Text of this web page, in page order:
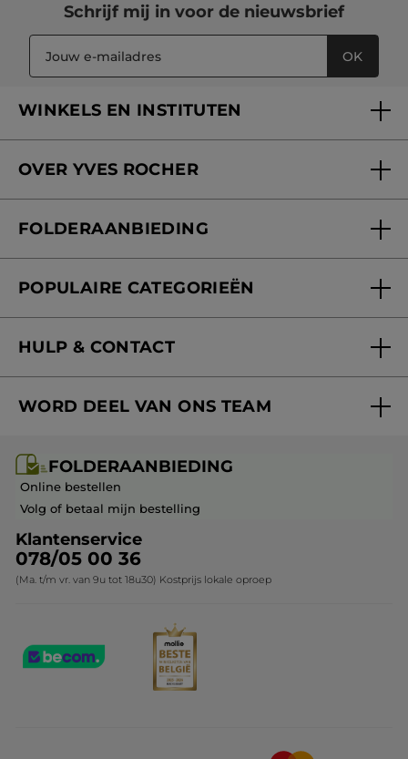
Schrijf mij in voor de nieuwsbrief
OK
WINKELS EN INSTITUTEN
Verzorging in onze Schoonheidsinstituten
OVER YVES ROCHER
Onze beloften
Blog Act Beautiful
FOLDERAANBIEDING
POPULAIRE CATEGORIEËN
Aanbiedingen
Cadeau-ideeën
Kerstcollectie
HULP & CONTACT
Mijn geschenken
Veelgestelde vragen
Contact opnemen
WORD DEEL VAN ONS TEAM
Franchisenemer of bedrijfsleider worden
FOLDERAANBIEDING
Online bestellen
Volg of betaal mijn bestelling
Klantenservice
078/05 00 36
(Ma. t/m vr. van 9u tot 18u30) Kostprijs lokale oproep